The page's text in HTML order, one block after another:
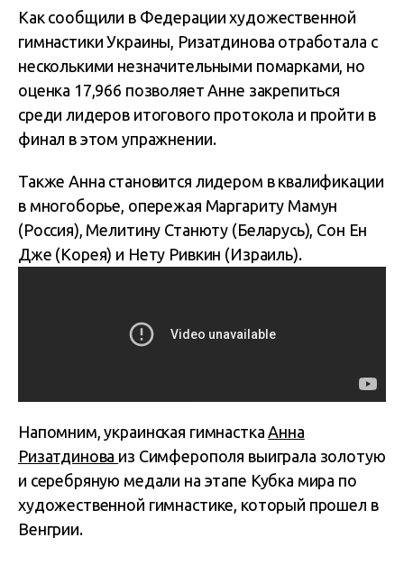
Как сообщили в Федерации художественной
гимнастики Украины, Ризатдинова отработала с
несколькими незначительными помарками, но
оценка 17,966 позволяет Анне закрепиться
среди лидеров итогового протокола и пройти в
финал в этом упражнении.
Также Анна становится лидером в квалификации
в многоборье, опережая Маргариту Мамун
(Россия), Мелитину Станюту (Беларусь), Сон Ен
Дже (Корея) и Нету Ривкин (Израиль).
Напомним, украинская гимнасткаАнна
Ризатдинова из Симферополя выиграла золотую
и серебряную медали на этапе Кубка мира по
художественной гимнастике, который прошел в
Венгрии.